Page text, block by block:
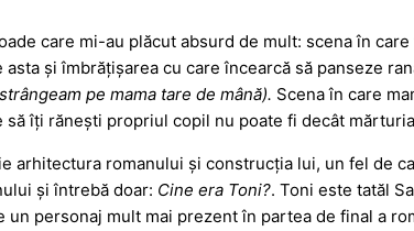
care mi-au plăcut absurd de mult: scena în
și îmbrățișarea cu care încearcă să panseze
pe mama tare de mână). Scena în care
să îți rănești propriul copil nu poate fi decât
arhitectura romanului și construcția lui, un fel de
și întrebă doar: Cine era Toni?. Toni este tatăl
un personaj mult mai prezent în partea de final a